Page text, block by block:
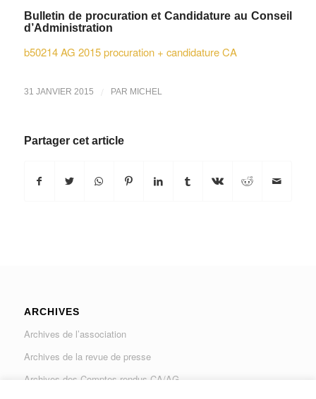
Bulletin de procuration et Candidature au Conseil
d’Administration
b50214 AG 2015 procuration + candidature CA
31 JANVIER 2015 / PAR MICHEL
Partager cet article
ARCHIVES
Archives de l’association
Archives de la revue de presse
Archives des Comptes rendus CA/AG